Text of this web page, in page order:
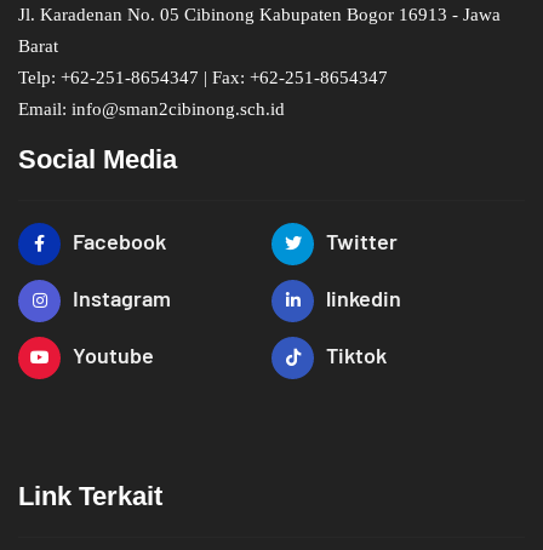
Jl. Karadenan No. 05 Cibinong Kabupaten Bogor 16913 - Jawa
Barat
Telp: +62-251-8654347 | Fax: +62-251-8654347
Email: info@sman2cibinong.sch.id
Social Media
Facebook Twitter
Instagram linkedin
Youtube Tiktok
Link Terkait